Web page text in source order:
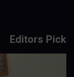
Editors Pick